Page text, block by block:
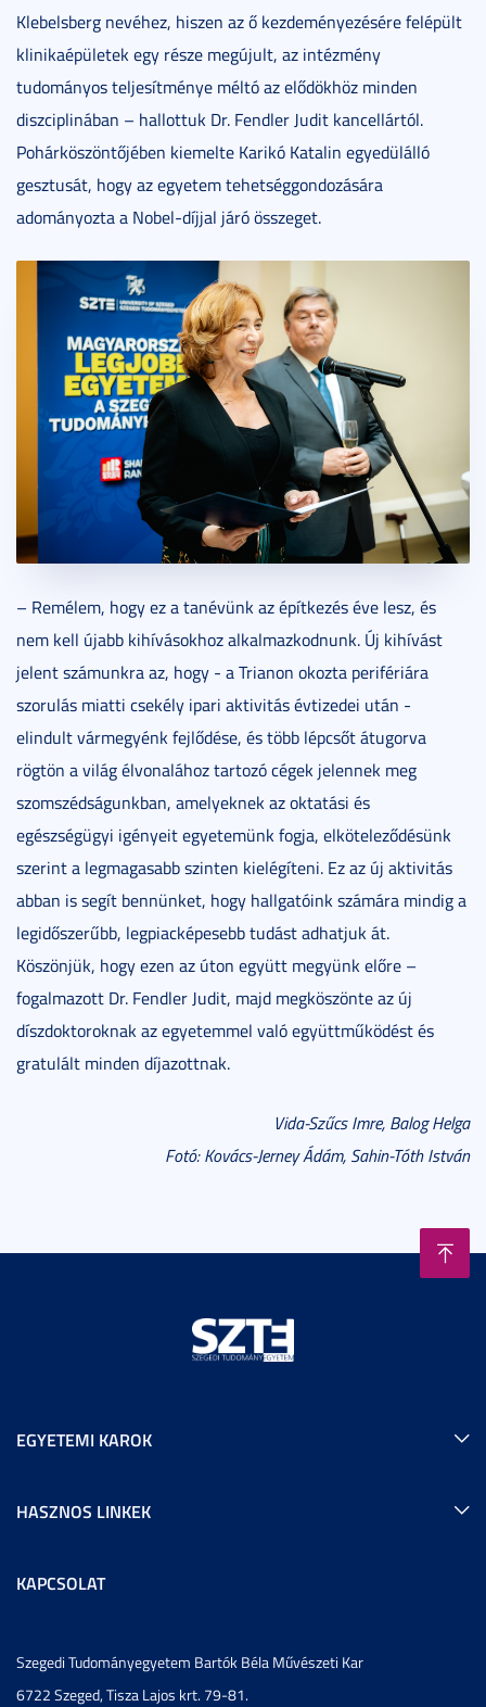
Klebelsberg nevéhez, hiszen az ő kezdeményezésére felépült
klinikaépületek egy része megújult, az intézmény
tudományos teljesítménye méltó az elődökhöz minden
diszciplinában – hallottuk Dr. Fendler Judit kancellártól.
Pohárköszöntőjében kiemelte Karikó Katalin egyedülálló
gesztusát, hogy az egyetem tehetséggondozására
adományozta a Nobel-díjjal járó összeget.
– Remélem, hogy ez a tanévünk az építkezés éve lesz, és
nem kell újabb kihívásokhoz alkalmazkodnunk. Új kihívást
jelent számunkra az, hogy - a Trianon okozta perifériára
szorulás miatti csekély ipari aktivitás évtizedei után -
elindult vármegyénk fejlődése, és több lépcsőt átugorva
rögtön a világ élvonalához tartozó cégek jelennek meg
szomszédságunkban, amelyeknek az oktatási és
egészségügyi igényeit egyetemünk fogja, elköteleződésünk
szerint a legmagasabb szinten kielégíteni. Ez az új aktivitás
abban is segít bennünket, hogy hallgatóink számára mindig a
legidőszerűbb, legpiacképesebb tudást adhatjuk át.
Köszönjük, hogy ezen az úton együtt megyünk előre –
fogalmazott Dr. Fendler Judit, majd megköszönte az új
díszdoktoroknak az egyetemmel való együttműködést és
gratulált minden díjazottnak.
Vida-Szűcs Imre, Balog Helga
Fotó: Kovács-Jerney Ádám, Sahin-Tóth István
EGYETEMI KAROK
HASZNOS LINKEK
KAPCSOLAT
Szegedi Tudományegyetem Bartók Béla Művészeti Kar
6722 Szeged, Tisza Lajos krt. 79-81.